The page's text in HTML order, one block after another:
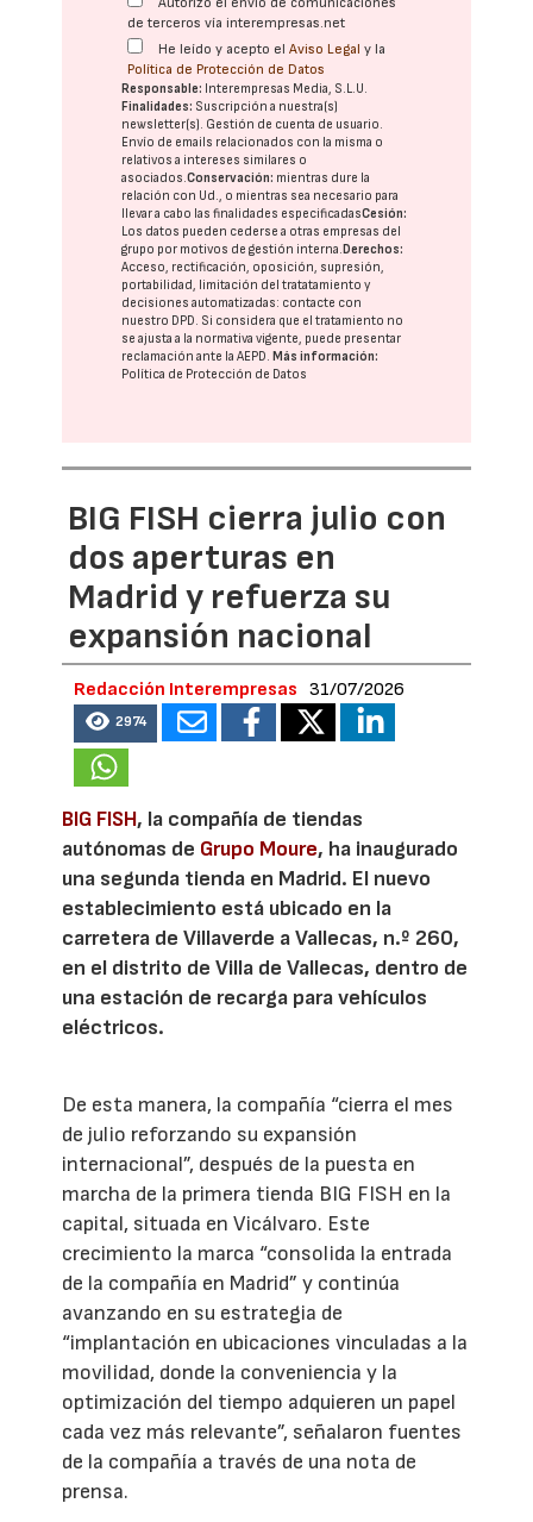
de terceros vía interempresas.net
He leído y acepto elAviso Legal y la
Política de Protección de Datos
Responsable: Interempresas Media, S.L.U.
Finalidades: Suscripción a nuestra(s)
newsletter(s). Gestión de cuenta de usuario.
Envío de emails relacionados con la misma o
relativos a intereses similares o
asociados.Conservación: mientras dure la
relación con Ud., o mientras sea necesario para
llevar a cabo las finalidades especificadasCesión:
Los datos pueden cederse a otras empresas del
grupo por motivos de gestión interna.Derechos:
Acceso, rectificación, oposición, supresión,
portabilidad, limitación del tratatamiento y
decisiones automatizadas: contacte con
nuestro DPD. Si considera que el tratamiento no
se ajusta a la normativa vigente, puede presentar
reclamación ante laAEPD.Más información:
Política de Protección de Datos
BIG FISH cierra julio con
dos aperturas en
Madrid y refuerza su
expansión nacional
Redacción Interempresas 31/07/2026
2974
BIG FISH, la compañía de tiendas
autónomas de Grupo Moure, ha inaugurado
una segunda tienda en Madrid. El nuevo
establecimiento está ubicado en la
carretera de Villaverde a Vallecas, n.º 260,
en el distrito de Villa de Vallecas, dentro de
una estación de recarga para vehículos
eléctricos.
De esta manera, la compañía “cierra el mes
de julio reforzando su expansión
internacional”, después de la puesta en
marcha de la primera tienda BIG FISH en la
capital, situada en Vicálvaro. Este
crecimiento la marca “consolida la entrada
de la compañía en Madrid” y continúa
avanzando en su estrategia de
“implantación en ubicaciones vinculadas a la
movilidad, donde la conveniencia y la
optimización del tiempo adquieren un papel
cada vez más relevante”, señalaron fuentes
de la compañía a través de una nota de
prensa.